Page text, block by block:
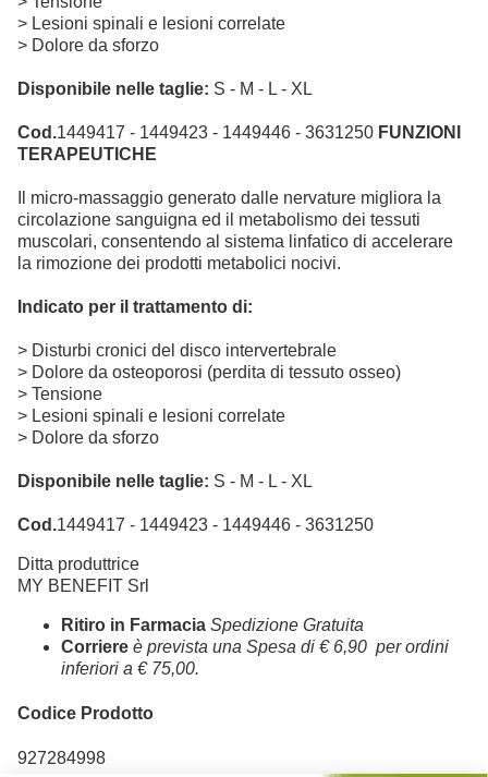
> Lesioni spinali e lesioni correlate
> Dolore da sforzo
Disponibile nelle taglie: S - M - L - XL
Cod.1449417 - 1449423 - 1449446 - 3631250 FUNZIONI
TERAPEUTICHE
Il micro-massaggio generato dalle nervature migliora la
circolazione sanguigna ed il metabolismo dei tessuti
muscolari, consentendo al sistema linfatico di accelerare
la rimozione dei prodotti metabolici nocivi.
Indicato per il trattamento di:
> Disturbi cronici del disco intervertebrale
> Dolore da osteoporosi (perdita di tessuto osseo)
> Tensione
> Lesioni spinali e lesioni correlate
> Dolore da sforzo
Disponibile nelle taglie: S - M - L - XL
Cod.1449417 - 1449423 - 1449446 - 3631250
Ditta produttrice
MY BENEFIT Srl
Ritiro in Farmacia Spedizione Gratuita
Corriere è prevista una Spesa di € 6,90 per ordini
inferiori a € 75,00.
Codice Prodotto
927284998